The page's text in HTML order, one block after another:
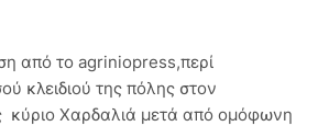
από το agriniopress,περί
κλειδιού της πόλης στον
Χαρδαλιά μετά από ομόφωνη